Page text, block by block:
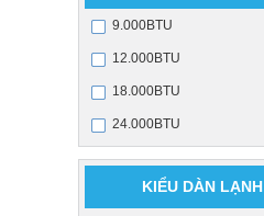
9.000BTU
12.000BTU
18.000BTU
24.000BTU
KIỂU DÀN LẠNH